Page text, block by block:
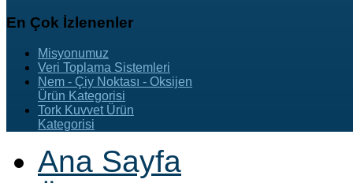
En Çok İzlenenler
Misyonumuz
Veri Toplama Sistemleri
Nem - Çiy Noktası - Oksijen
Ürün Kategorisi
Tork Kuvvet Ürün
Kategorisi
Ana Sayfa